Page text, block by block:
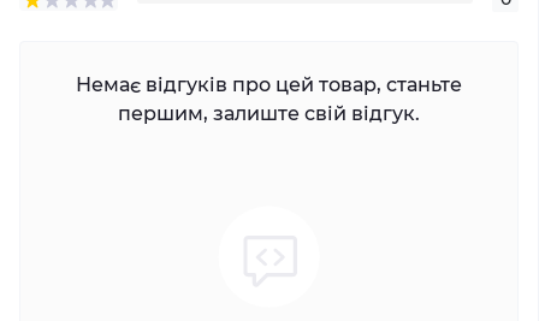
Немає відгуків про цей товар, станьте
першим, залиште свій відгук.